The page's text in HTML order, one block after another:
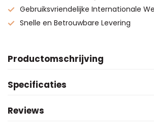
Gebruiksvriendelijke Internationale
Snelle en Betrouwbare Levering
Productomschrijving
Specificaties
Reviews